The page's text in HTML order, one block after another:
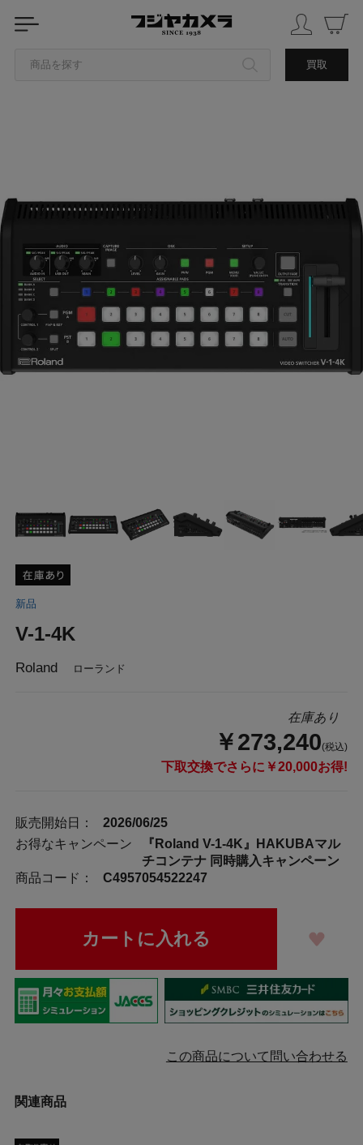
商品を探す 買取
中古品を探す
新品
V-1-4K
Roland ローランド
在庫あり
￥273,240(税込)
下取交換でさらに￥20,000お得!
販売開始日：
2026/06/25
お得なキャンペーン
『Roland V-1-4K』HAKUBAマル
チコンテナ 同時購入キャンペーン
商品コード：
C4957054522247
この商品について問い合わせる
関連商品